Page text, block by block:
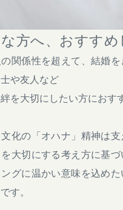
方へ、おすすめ
関係性を超えて、結婚を
や友人など
を大切にしたい方におす
化の「オハナ」精神は支
大切にする考え方に基づ
グに温かい意味を込め
す。